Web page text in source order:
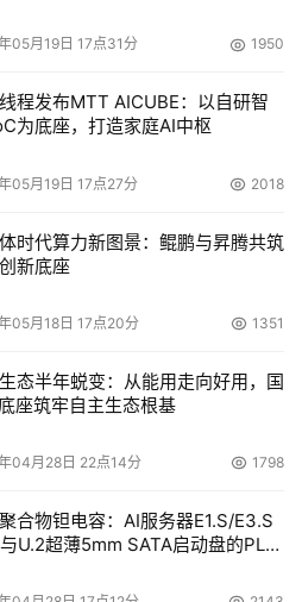
05月19日 17点31分 1950
程发布MTT AICUBE：以自研智
为底座，打造家庭AI中枢
05月19日 17点27分 2018
时代算力新图景：鲲鹏与昇腾共筑
新底座
05月18日 17点20分 1351
态半年蜕变：从能用走向好用，国
座筑牢自主生态根基
04月28日 22点14分 1798
合物钽电容：AI服务器E1.S/E3.S
U.2超薄5mm SATA启动盘的PLP